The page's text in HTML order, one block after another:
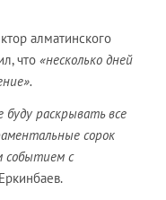
алматинского
что «несколько дней
буду раскрывать все
сорок
событием с